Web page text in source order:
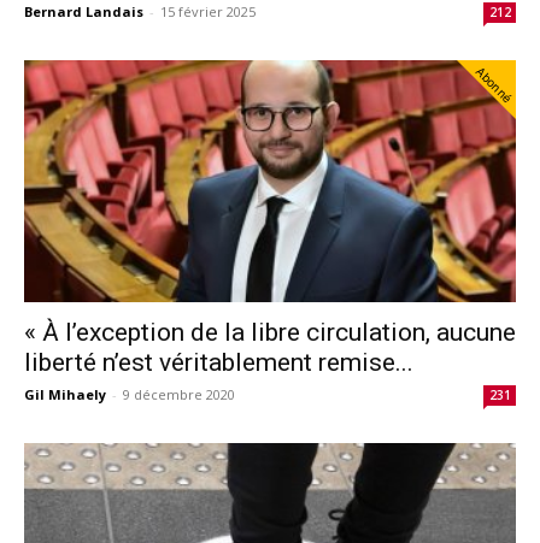
Bernard Landais - 15 février 2025 212
Abonné
« À l’exception de la libre circulation, aucune
liberté n’est véritablement remise...
Gil Mihaely - 9 décembre 2020 231